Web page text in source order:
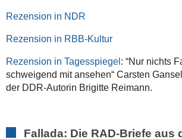
Rezension in NDR
Rezension in RBB-Kultur
Rezension in Tagesspiegel : “Nur nichts
schweigend mit ansehen“: Carsten
der DDR-Autorin Brigitte Reimann.
Fallada: Die RAD-Briefe aus